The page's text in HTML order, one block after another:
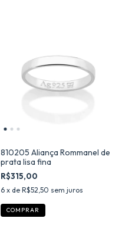
810205 Aliança Rommanel de
prata lisa fina
R$315,00
6 x de R$52,50 sem juros
COMPRAR